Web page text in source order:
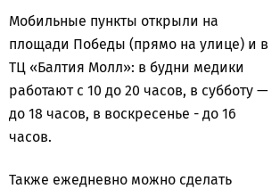
Мобильные пункты открыли на
площади Победы (прямо на улице) и в
ТЦ «Балтия Молл»: в будни медики
работают с 10 до 20 часов, в субботу —
до 18 часов, в воскресенье - до 16
часов.
Также ежедневно можно сделать